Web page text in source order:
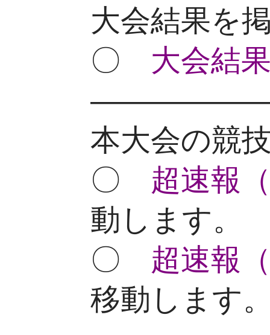
大会結果を
〇 大会結
本大会の競
〇 超速報
動します。
〇 超速報
移動します